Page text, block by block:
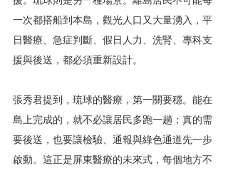
一次都搭船到本島，觀光人口又大量湧入，平
日醫療、急症判斷、假日人力、洗腎、專科支
援與後送，都必須重新設計。
張秀君提到，琉球的醫療，第一關要穩。能在
島上完成的，就不必讓居民多跑一趟；真的需
要後送，也要讓檢驗、通報與綠色通道先一步
啟動。這正是屏東醫療的未來式，每個地方不